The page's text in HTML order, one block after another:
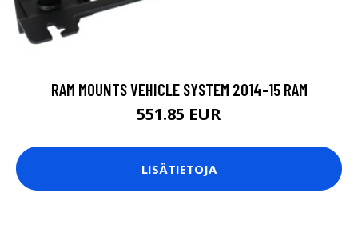
RAM MOUNTS VEHICLE SYSTEM 2014-15 RAM
551.85 EUR
LISÄTIETOJA